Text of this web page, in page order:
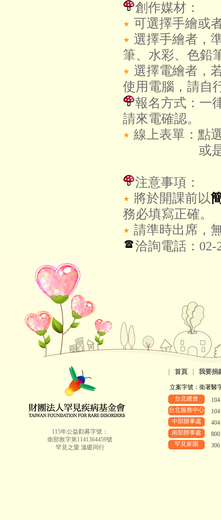
創作媒材：
可選擇手繪或
選擇手繪者，
筆、水彩、色鉛
選擇電繪者，
使用電腦，請自
報名方式：一
請來電確認。
線上表單：點
或
注意事項：
將於開課前以
務必填寫正確。
請準時出席，
洽詢電話：02-
115年公益勸募字號：
衛部救字第1141364459號
罕見之愛 溫暖同行
首頁 我要捐
立案字號：衛署醫
台北總會
台北服務中心
中部辦事處
南部辦事處
罕見家園